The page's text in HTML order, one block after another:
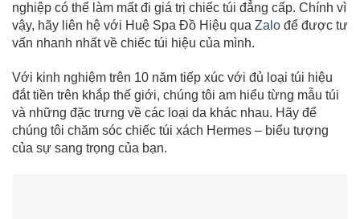
nghiệp có thể làm mất đi giá trị chiếc túi đẳng cấp. Chính vì
vậy, hãy liên hệ với Huệ Spa Đồ Hiệu qua Zalo để được tư
vấn nhanh nhất về chiếc túi hiệu của mình.
Với kinh nghiệm trên 10 năm tiếp xúc với đủ loại túi hiệu
đắt tiền trên khắp thế giới, chúng tôi am hiểu từng mẫu túi
và những đặc trưng về các loại da khác nhau. Hãy để
chúng tôi chăm sóc chiếc túi xách Hermes – biểu tượng
của sự sang trọng của bạn.